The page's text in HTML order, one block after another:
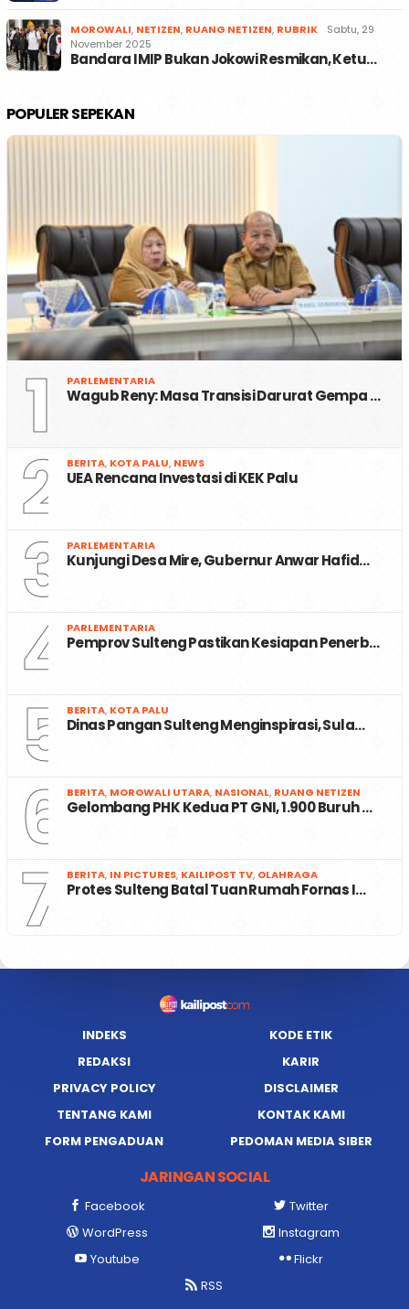
MOROWALI, NETIZEN, RUANG NETIZEN, RUBRIK
Sabtu, 29
November 2025
Bandara IMIP Bukan Jokowi Resmikan, Ketu…
POPULER SEPEKAN
1 PARLEMENTARIA
Wagub Reny: Masa Transisi Darurat Gempa …
2 BERITA, KOTA PALU, NEWS
UEA Rencana Investasi di KEK Palu
3 PARLEMENTARIA
Kunjungi Desa Mire, Gubernur Anwar Hafid…
4 PARLEMENTARIA
Pemprov Sulteng Pastikan Kesiapan Penerb…
5 BERITA, KOTA PALU
Dinas Pangan Sulteng Menginspirasi, Sula…
6 BERITA, MOROWALI UTARA, NASIONAL, RUANG NETIZEN
Gelombang PHK Kedua PT GNI, 1.900 Buruh …
7 BERITA, IN PICTURES, KAILIPOST TV, OLAHRAGA
Protes Sulteng Batal Tuan Rumah Fornas I…
INDEKS
KODE ETIK
REDAKSI
KARIR
PRIVACY POLICY
DISCLAIMER
TENTANG KAMI
KONTAK KAMI
FORM PENGADUAN
PEDOMAN MEDIA SIBER
JARINGAN SOCIAL
Facebook
Twitter
WordPress
Instagram
Youtube
Flickr
RSS